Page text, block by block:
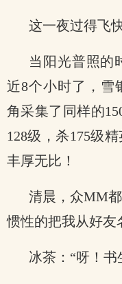
这一夜过得飞
当阳光普照的
近8个小时了，雪
角采集了同样的
128级，杀175级
丰厚无比！
清晨，众MM
惯性的把我从好友
冰茶：“呀！